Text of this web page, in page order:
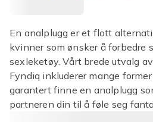
En analplugg er et flott
kvinner som ønsker å
sexleketøy. Vårt brede utvalg
Fyndiq inkluderer mange
garantert finne en analplugg
partneren din til å føle seg